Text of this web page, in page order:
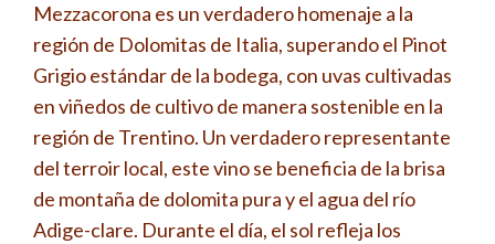
Mezzacorona es un verdadero homenaje a la
región de Dolomitas de Italia, superando el Pinot
Grigio estándar de la bodega, con uvas cultivadas
en viñedos de cultivo de manera sostenible en la
región de Trentino. Un verdadero representante
del terroir local, este vino se beneficia de la brisa
de montaña de dolomita pura y el agua del río
Adige-clare. Durante el día, el sol refleja los